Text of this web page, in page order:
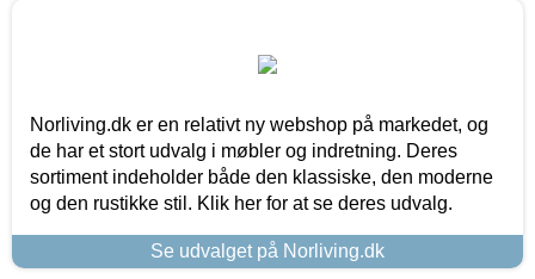
Norliving.dk er en relativt ny webshop på markedet, og
de har et stort udvalg i møbler og indretning. Deres
sortiment indeholder både den klassiske, den moderne
og den rustikke stil. Klik her for at se deres udvalg.
Se udvalget på Norliving.dk